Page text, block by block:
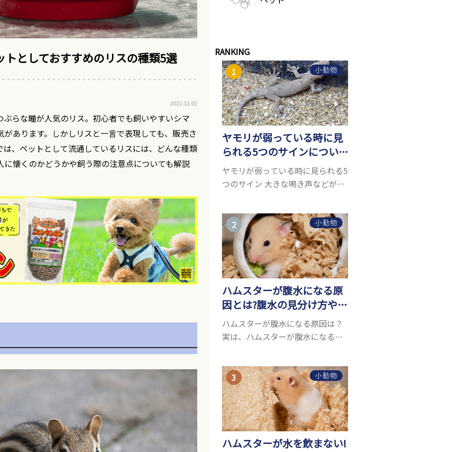
としておすすめのリスの種類5選
2022.11.01
らな瞳が人気のリス。初心者でも飼いやすいシマ
あります。しかしリスと一言で表現しても、販売さ
、ペットとして流通しているリスには、どんな種類
懐くのかどうかや飼う際の注意点についても解説
RANKING
小動物
ヤモリが弱っている時に見
られる5つのサインについ
て詳しくご紹介！
ヤモリが弱っている時に見られる5
つのサイン 大きな鳴き声などがな
して人気が高まっているヤモリを
お迎えしたいと思う人も多いので
はないでしょうか...
小動物
ハムスターが腹水になる原
因とは?腹水の見分け方や対
処方法を解説
ハムスターが腹水になる原因は？
実は、ハムスターが腹水になる原
しいため、難しい検査を気軽にす
ることができないためです。 腹水
になる理由はさま...
小動物
ハムスターが水を飲まない!